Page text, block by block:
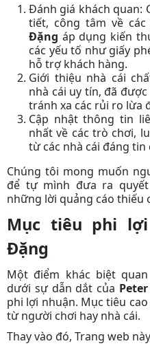
Đánh giá khách quan:
tiết, công tâm về
Đặng áp dụng kiến
các yếu tố như giấy
hỗ trợ khách hàng.
Giới thiệu nhà cái
nhà cái uy tín, đã
tránh xa các rủi ro lừa
Cập nhật thông tin
nhất về các trò chơi,
từ các nhà cái đáng tin
Chúng tôi mong muốn
để tự mình đưa ra
những lời quảng cáo thiếu
Mục tiêu phi
Đặng
Một điểm khác biệt
dưới sự dẫn dắt của
phi lợi nhuận. Mục tiêu
từ người chơi hay nhà cái.
Thay vào đó, Trang web này